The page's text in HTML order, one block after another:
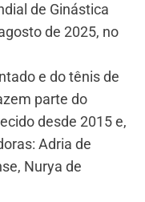
de Ginástica
de 2025, no
e do tênis de
parte do
desde 2015 e,
Adria de
Nurya de